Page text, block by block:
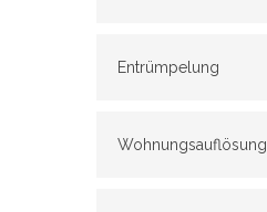
Entrümpelung
Wohnungsauflösung